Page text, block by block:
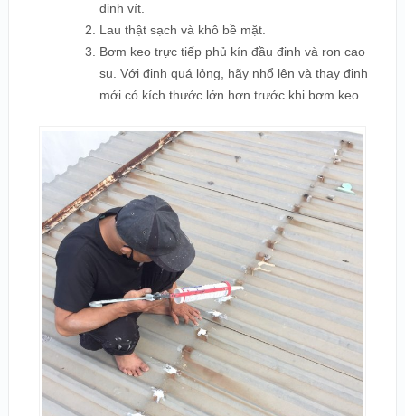
đinh vít.
Lau thật sạch và khô bề mặt.
Bơm keo trực tiếp phủ kín đầu đinh và ron cao
su. Với đinh quá lỏng, hãy nhổ lên và thay đinh
mới có kích thước lớn hơn trước khi bơm keo.